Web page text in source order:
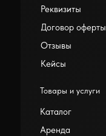
Товары и услуги
Каталог
Аренда
Договор оферты
Реквизиты
Кейсы
Отзывы